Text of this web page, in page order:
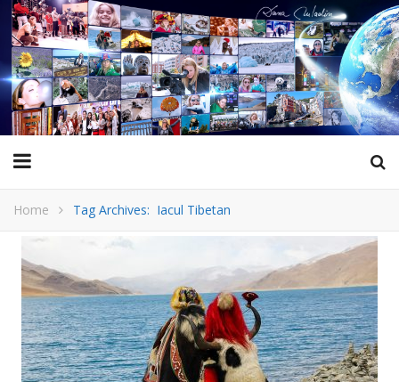
Home Tag Archives: Iacul Tibetan